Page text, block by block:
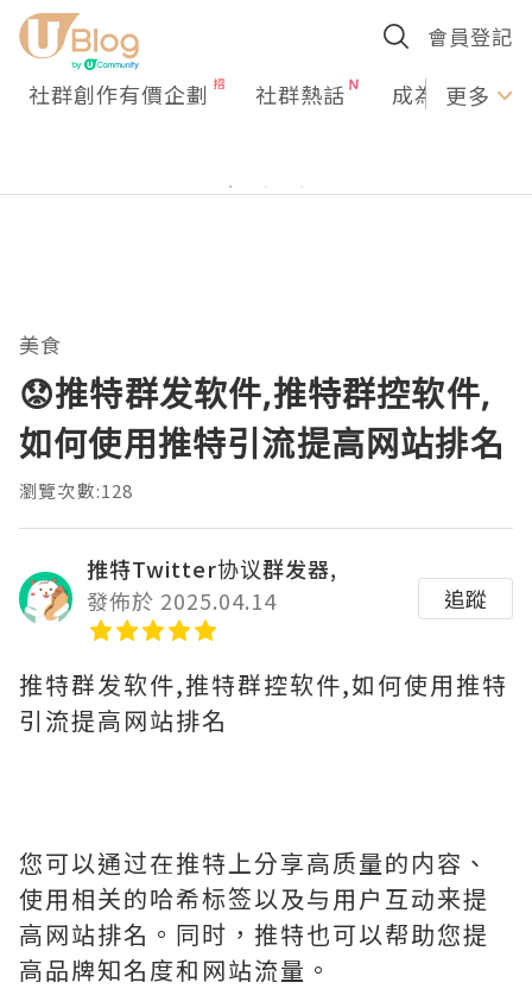
會員登記
社群創作有價企劃 社群熱話 成為U更多
美食
😟推特群发软件,推特群控软件,
如何使用推特引流提高网站排名
瀏覽次數:128
推特Twitter协议群发器,
發佈於 2025.04.14
追蹤
推特群发软件,推特群控软件,如何使用推特
引流提高网站排名
您可以通过在推特上分享高质量的内容、
使用相关的哈希标签以及与用户互动来提
高网站排名。同时，推特也可以帮助您提
高品牌知名度和网站流量。